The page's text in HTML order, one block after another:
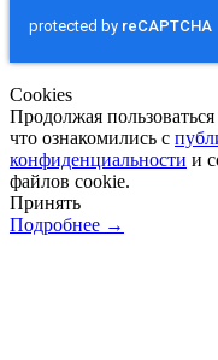
Сookies
Продолжая
что ознакомились с
конфиденциальности и
файлов cookie.
Принять
Подробнее →